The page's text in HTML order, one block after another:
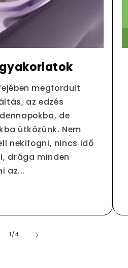
megfordult
az edzés
de
ütközünk. Nem
nekifogni, nincs idő
drága minden
az...
1 //4